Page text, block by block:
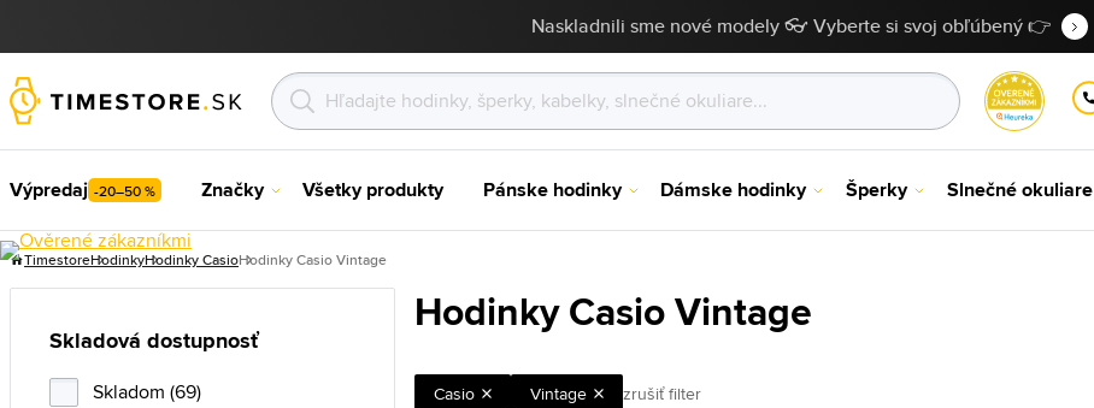
Naskladnili sme nové modely 👓 Vyberte si svoj obľúbený 👉
Výpredaj -20–50 % Značky Všetky produkty Pánske hodinky Dámske hodinky Šperky Slnečné okuliare
TimestoreHodinkyHodinky CasioHodinky Casio Vintage
Hodinky Casio Vintage
Casio Vintage zrušiť filter
Skladová dostupnosť
Skladom (69)